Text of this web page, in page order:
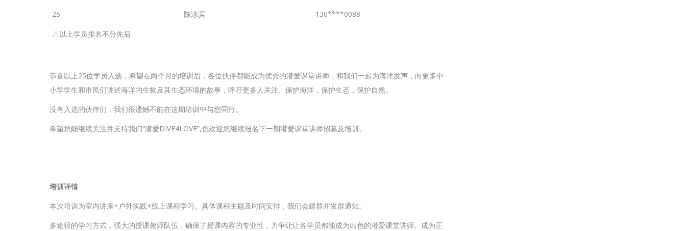
25 陈泳滨 130****0088
△以上学员排名不分先后
恭喜以上25位学员入选，希望在两个月的培训后，各位伙伴都能成为优秀的潜爱课堂讲师，和我们一起为海洋发声，向更多中
小学学生和市民们讲述海洋的生物及其生态环境的故事，呼吁更多人关注、保护海洋，保护生态，保护自然。
没有入选的伙伴们，我们很遗憾不能在这期培训中与您同行。
希望您能继续关注并支持我们“潜爱DIVE4LOVE”,也欢迎您继续报名下一期潜爱课堂讲师招募及培训。
培训详情
本次培训为室内讲座+户外实践+线上课程学习。具体课程主题及时间安排，我们会建群并发群通知。
多途径的学习方式，强大的授课教师队伍，确保了授课内容的专业性，力争让让各学员都能成为出色的潜爱课堂讲师。成为正